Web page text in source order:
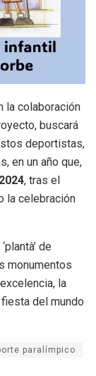
la colaboración
buscará
deportistas,
en un año que,
, tras el
la celebración
de
monumentos
la
del mundo
paralímpico